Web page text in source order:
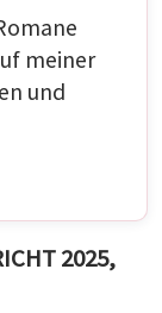
meiner
und
2025,